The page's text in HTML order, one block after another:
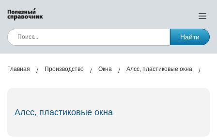
Найти
Главная Производство Окна Алсс, пластиковые окна
Алсс, пластиковые окна